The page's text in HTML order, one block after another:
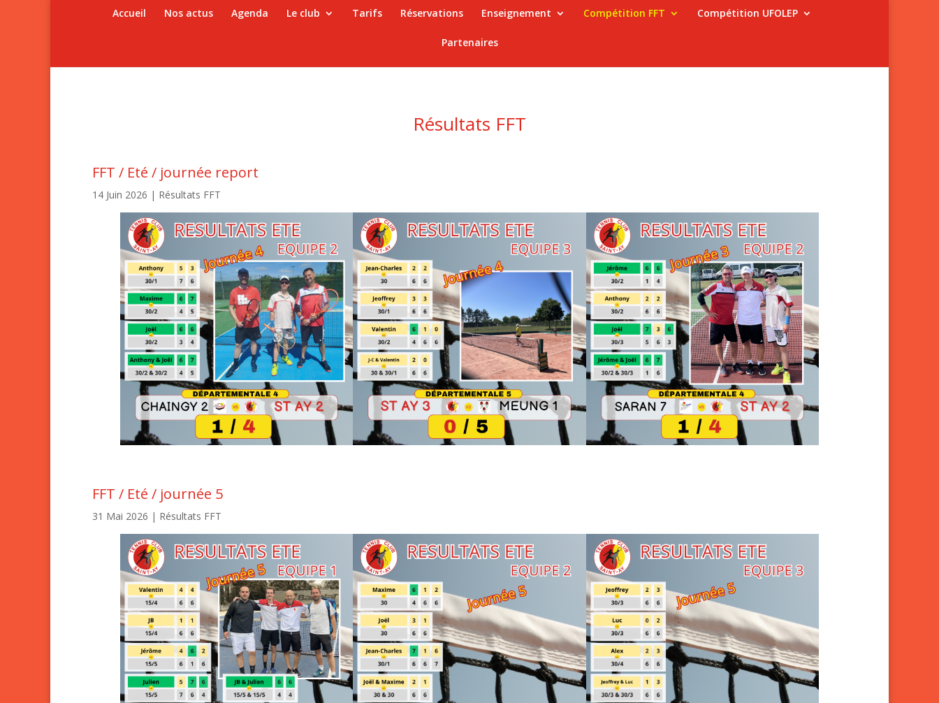
Accueil Nos actus Agenda Le club Tarifs Réservations Enseignement Compétition FFT Compétition UFOLEP
Partenaires
Résultats FFT
FFT / Eté / journée report
14 Juin 2026 | Résultats FFT
FFT / Eté / journée 5
31 Mai 2026 | Résultats FFT